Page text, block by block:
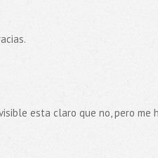
esta claro que no, pero me